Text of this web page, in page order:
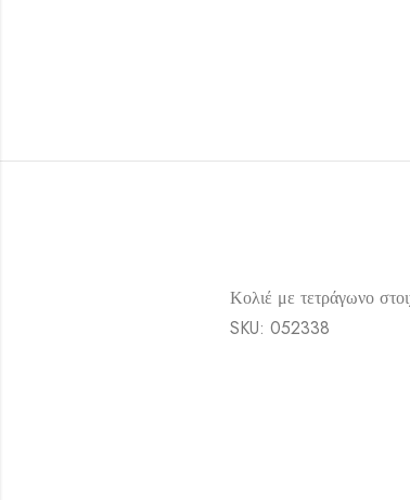
Κολιέ με τετράγωνο
SKU: 052338